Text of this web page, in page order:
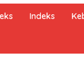
Indeks